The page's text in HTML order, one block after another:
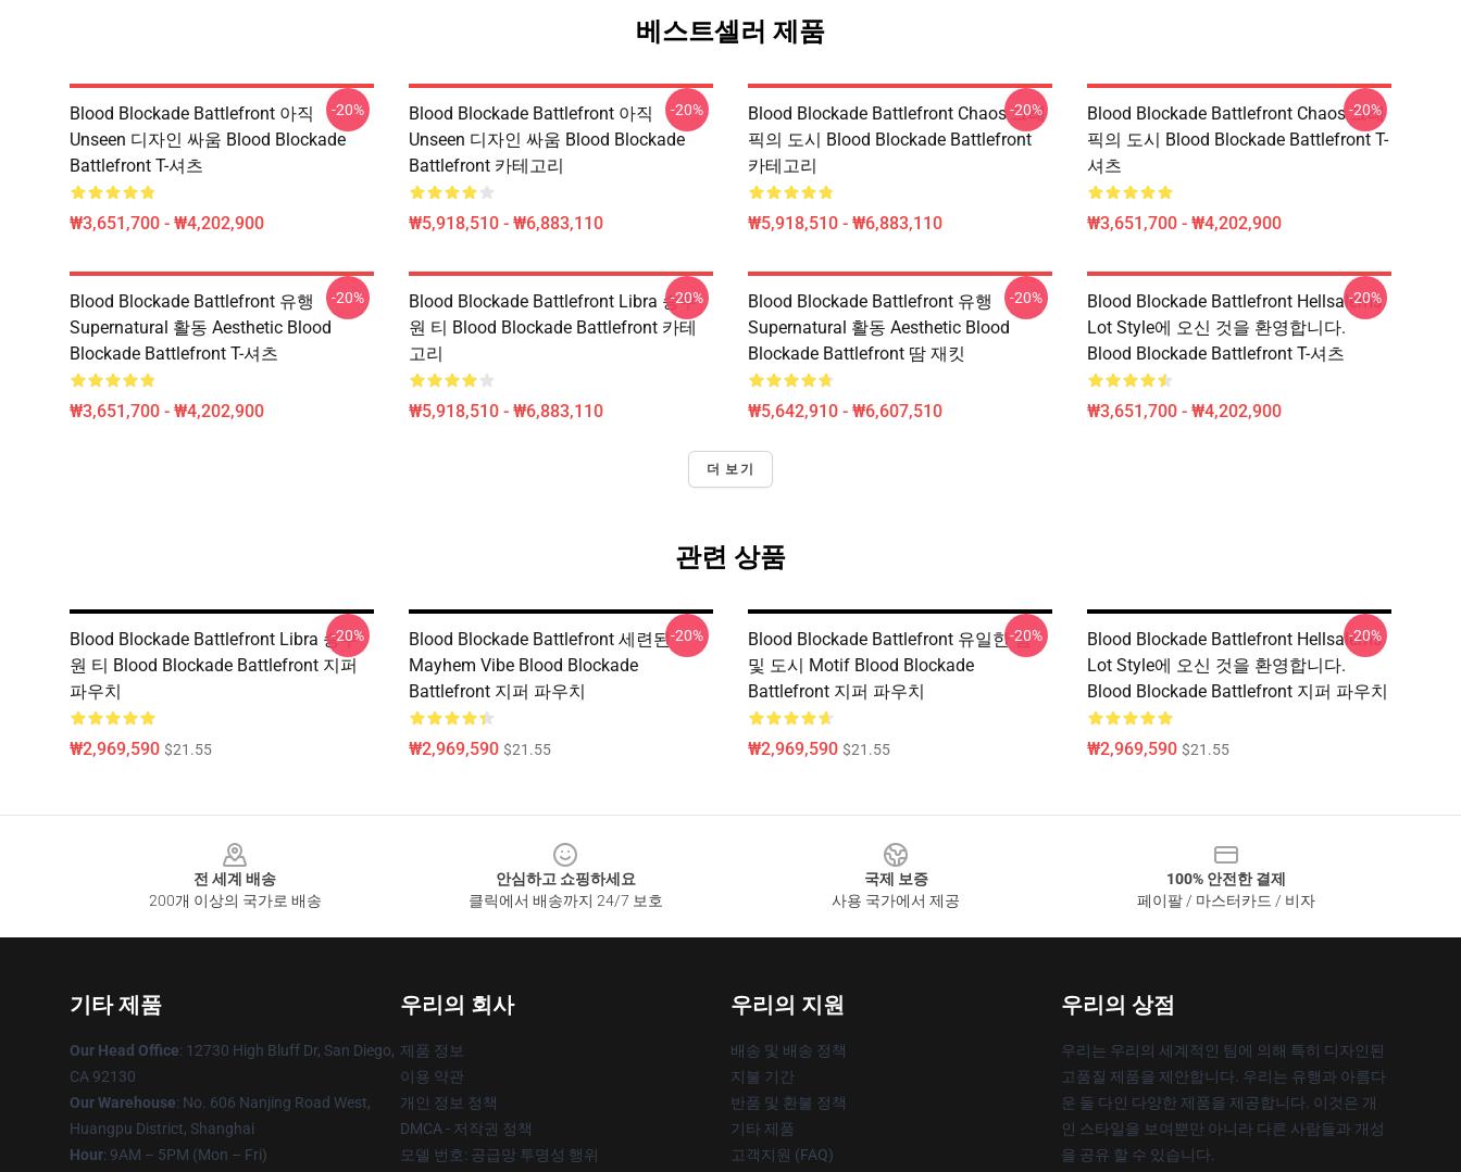
베스트셀러 제품
Blood Blockade Battlefront 아직
Unseen 디자인 싸움 Blood Blockade
Battlefront T-셔츠
₩3,651,700 - ₩4,202,900
-20%
Blood Blockade Battlefront 아직
Unseen 디자인 싸움 Blood Blockade
Battlefront 카테고리
₩5,918,510 - ₩6,883,110
-20%
Blood Blockade Battlefront Chaos 그래
픽의 도시 Blood Blockade Battlefront
카테고리
₩5,918,510 - ₩6,883,110
-20%
Blood Blockade Battlefront Chaos 그래
픽의 도시 Blood Blockade Battlefront T-
셔츠
₩3,651,700 - ₩4,202,900
-20%
Blood Blockade Battlefront 유행
Supernatural 활동 Aesthetic Blood
Blockade Battlefront T-셔츠
₩3,651,700 - ₩4,202,900
-20%
Blood Blockade Battlefront Libra 승무
원 티 Blood Blockade Battlefront 카테
고리
₩5,918,510 - ₩6,883,110
-20%
Blood Blockade Battlefront 유행
Supernatural 활동 Aesthetic Blood
Blockade Battlefront 땀 재킷
₩5,642,910 - ₩6,607,510
-20%
Blood Blockade Battlefront Hellsalems
Lot Style에 오신 것을 환영합니다.
Blood Blockade Battlefront T-셔츠
₩3,651,700 - ₩4,202,900
-20%
더 보기
관련 상품
Blood Blockade Battlefront Libra 승무
원 티 Blood Blockade Battlefront 지퍼
파우치
₩2,969,590 $21.55
-20%
Blood Blockade Battlefront 세련된
Mayhem Vibe Blood Blockade
Battlefront 지퍼 파우치
₩2,969,590 $21.55
-20%
Blood Blockade Battlefront 유일한 힘
및 도시 Motif Blood Blockade
Battlefront 지퍼 파우치
₩2,969,590 $21.55
-20%
Blood Blockade Battlefront Hellsalems
Lot Style에 오신 것을 환영합니다.
Blood Blockade Battlefront 지퍼 파우치
₩2,969,590 $21.55
-20%
전 세계 배송
200개 이상의 국가로 배송
안심하고 쇼핑하세요
클릭에서 배송까지 24/7 보호
국제 보증
사용 국가에서 제공
100% 안전한 결제
페이팔 / 마스터카드 / 비자
기타 제품
Our Head Office: 12730 High Bluff Dr, San Diego,
CA 92130
Our Warehouse: No. 606 Nanjing Road West,
Huangpu District, Shanghai
Hour: 9AM – 5PM (Mon – Fri)
우리의 회사
제품 정보
이용 약관
개인 정보 정책
DMCA - 저작권 정책
모델 번호: 공급망 투명성 행위
우리의 지원
배송 및 배송 정책
지불 기간
반품 및 환불 정책
기타 제품
고객지원 (FAQ)
우리의 상점
우리는 우리의 세계적인 팀에 의해 특히 디자인된
고품질 제품을 제안합니다. 우리는 유행과 아름다
운 둘 다인 다양한 제품을 제공합니다. 이것은 개
인 스타일을 보여뿐만 아니라 다른 사람들과 개성
을 공유 할 수 있습니다.